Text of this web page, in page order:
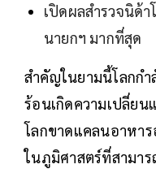
เปิดผลสำรวจนิด้
นายกฯ มากที่สุด
สำคัญในยามนี้โลกก
ร้อนเกิดความเปลี่ย
โลกขาดแคลนอาหา
ในภูมิศาสตร์ที่สามาร